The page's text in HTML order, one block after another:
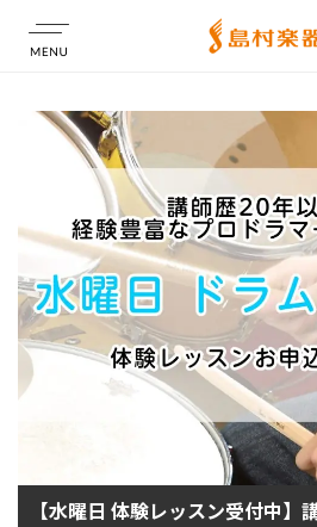
店舗情報
【水曜日 体験レッスン受付中】